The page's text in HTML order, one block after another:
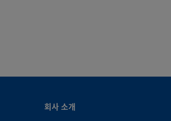
회사 소개